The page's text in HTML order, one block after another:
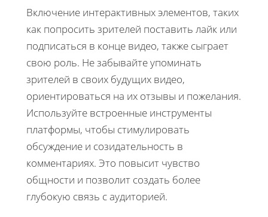
Включение интерактивных элементов, таких
как попросить зрителей поставить лайк или
подписаться в конце видео, также сыграет
свою роль. Не забывайте упоминать
зрителей в своих будущих видео,
ориентироваться на их отзывы и пожелания.
Используйте встроенные инструменты
платформы, чтобы стимулировать
обсуждение и созидательность в
комментариях. Это повысит чувство
общности и позволит создать более
глубокую связь с аудиторией.